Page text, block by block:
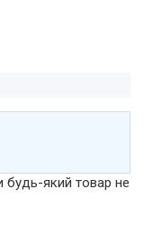
будь-який товар не